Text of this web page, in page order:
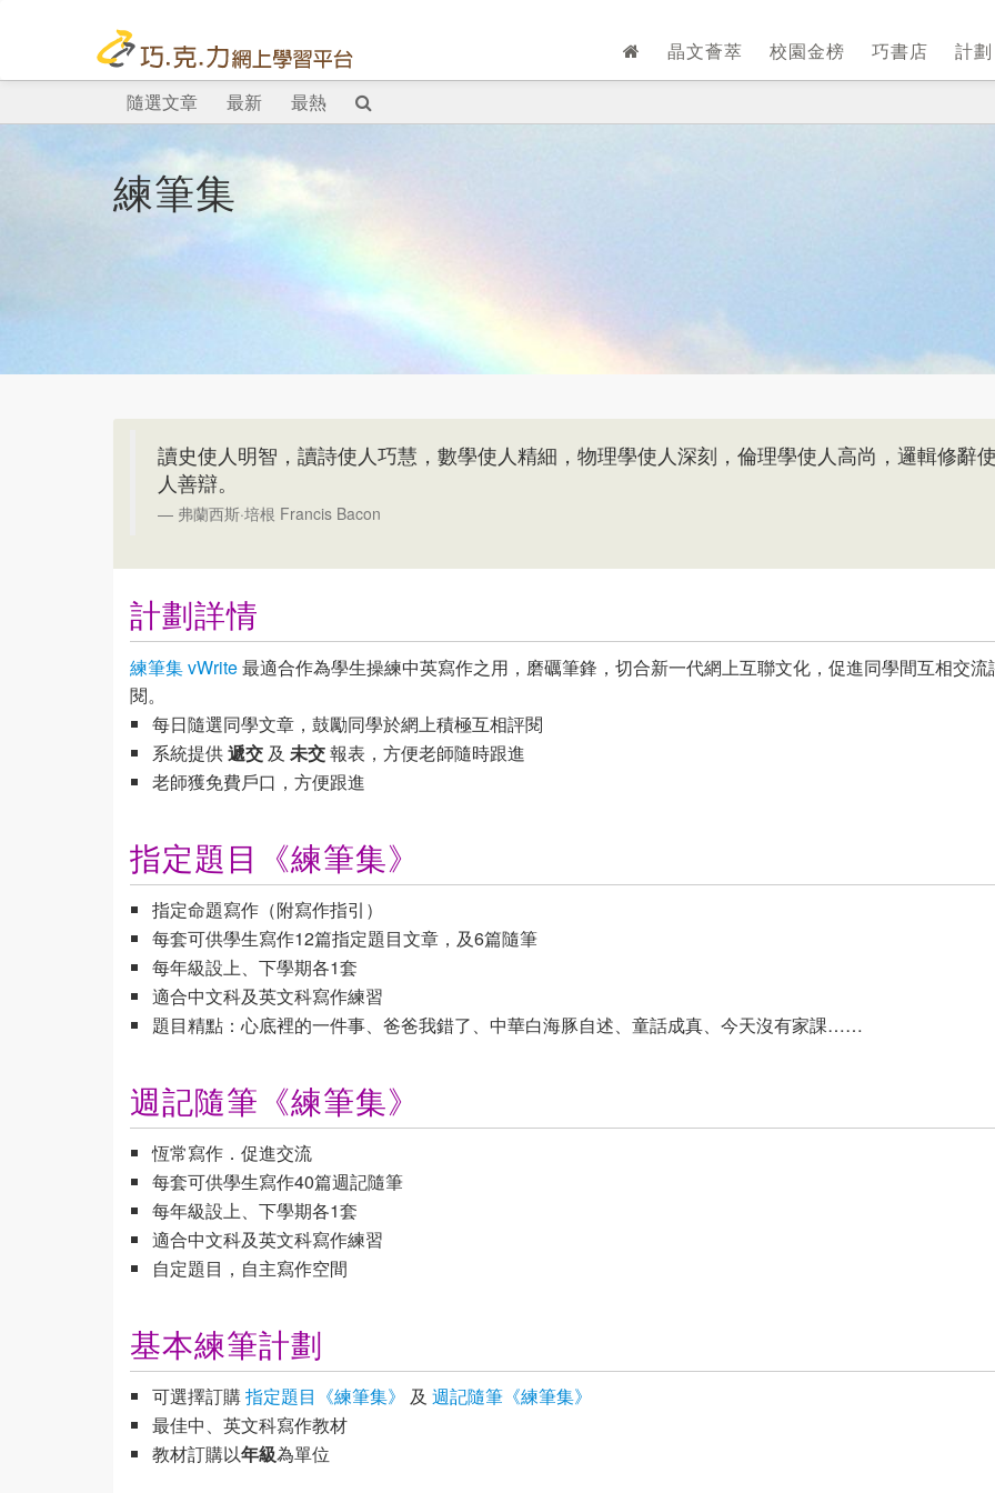
晶文薈萃 校園金榜 巧書店
計
隨選文章
最新 最熱
練筆集
讀史使人明智，讀詩使人巧慧，數學使人精細，物理學使人深刻，倫理學使人高尚，邏輯修辭
人善辯。
弗蘭西斯·培根 Francis Bacon
計劃詳情
練筆集 vWrite最適合作為學生操練中英寫作之用，磨礪筆鋒，切合新一代網上互聯文化，促進同學間互相交流
閱。
每日隨選同學文章，鼓勵同學於網上積極互相評閱
系統提供遞交 及 未交報表，方便老師隨時跟進
老師獲免費戶口，方便跟進
指定題目《練筆集》
指定命題寫作（附寫作指引）
每套可供學生寫作12篇指定題目文章，及6篇隨筆
每年級設上、下學期各1套
適合中文科及英文科寫作練習
題目精點：心底裡的一件事、爸爸我錯了、中華白海豚自述、童話成真、今天沒有家課……
週記隨筆《練筆集》
恆常寫作．促進交流
每套可供學生寫作40篇週記隨筆
每年級設上、下學期各1套
適合中文科及英文科寫作練習
自定題目，自主寫作空間
基本練筆計劃
可選擇訂購指定題目《練筆集》 及 週記隨筆《練筆集》
最佳中、英文科寫作教材
教材訂購以年級為單位